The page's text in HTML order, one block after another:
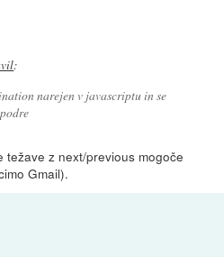
:
narejen v javascriptu in se
z next/previous mogoče
Gmail).